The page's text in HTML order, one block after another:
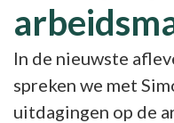
In de nieuwste
spreken we met
uitdagingen op de